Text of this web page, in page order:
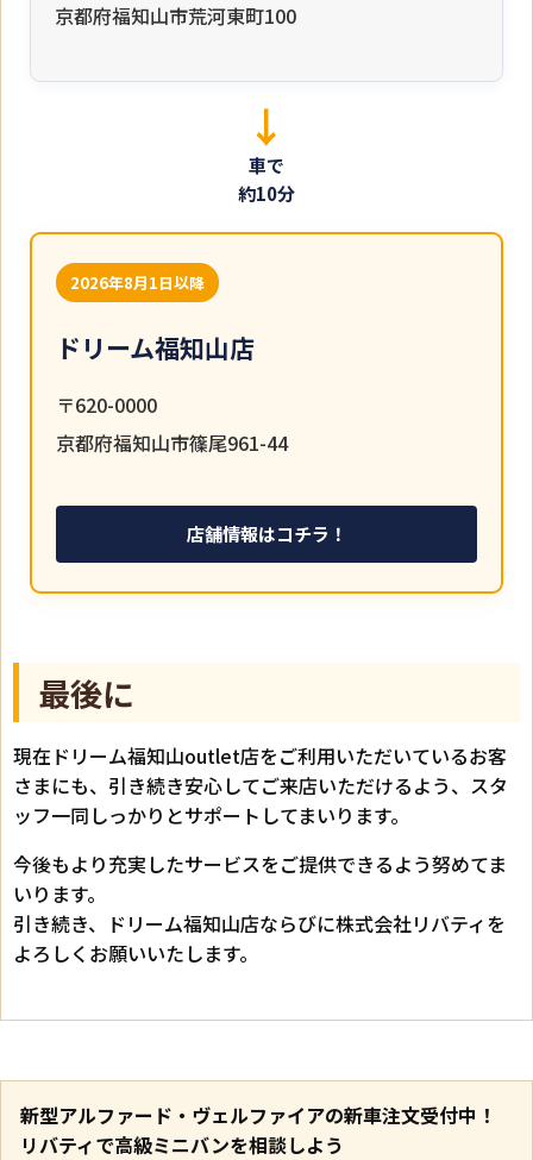
京都府福知山市荒河東町100
車で
約10分
2026年8月1日以降
ドリーム福知山店
〒620-0000
京都府福知山市篠尾961-44
店舗情報はコチラ！
最後に
現在ドリーム福知山outlet店をご利用いただいているお客
さまにも、引き続き安心してご来店いただけるよう、スタ
ッフ一同しっかりとサポートしてまいります。
今後もより充実したサービスをご提供できるよう努めてま
いります。
引き続き、ドリーム福知山店ならびに株式会社リバティを
よろしくお願いいたします。
新型アルファード・ヴェルファイアの新車注文受付中！
リバティで高級ミニバンを相談しよう